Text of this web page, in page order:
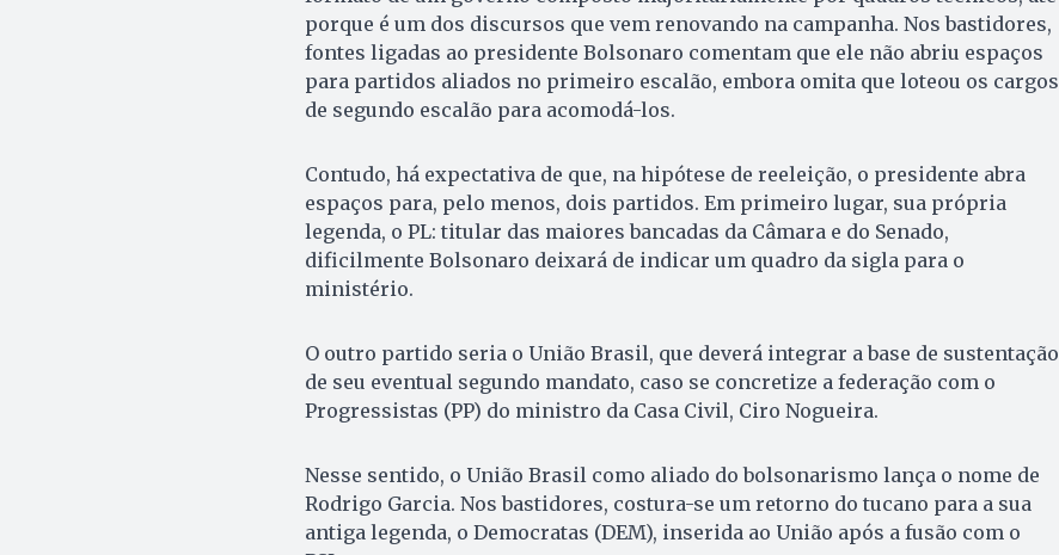
porque é um dos discursos que vem renovando na campanha. Nos bastidores,
fontes ligadas ao presidente Bolsonaro comentam que ele não abriu espaços
para partidos aliados no primeiro escalão, embora omita que loteou os cargos
de segundo escalão para acomodá-los.
Contudo, há expectativa de que, na hipótese de reeleição, o presidente abra
espaços para, pelo menos, dois partidos. Em primeiro lugar, sua própria
legenda, o PL: titular das maiores bancadas da Câmara e do Senado,
dificilmente Bolsonaro deixará de indicar um quadro da sigla para o
ministério.
O outro partido seria o União Brasil, que deverá integrar a base de sustentação
de seu eventual segundo mandato, caso se concretize a federação com o
Progressistas (PP) do ministro da Casa Civil, Ciro Nogueira.
Nesse sentido, o União Brasil como aliado do bolsonarismo lança o nome de
Rodrigo Garcia. Nos bastidores, costura-se um retorno do tucano para a sua
antiga legenda, o Democratas (DEM), inserida ao União após a fusão com o